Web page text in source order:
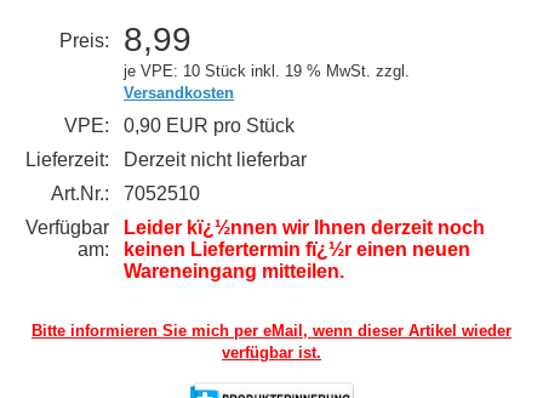
Preis: 8,99
je VPE: 10 Stück inkl. 19 % MwSt. zzgl.
Versandkosten
VPE:
0,90 EUR pro Stück
Lieferzeit:
Derzeit nicht lieferbar
Art.Nr.:
7052510
Verfügbar
am:
Leider kï¿½nnen wir Ihnen derzeit noch
keinen Liefertermin fï¿½r einen neuen
Wareneingang mitteilen.
Bitte informieren Sie mich per eMail, wenn dieser Artikel wieder
verfügbar ist.